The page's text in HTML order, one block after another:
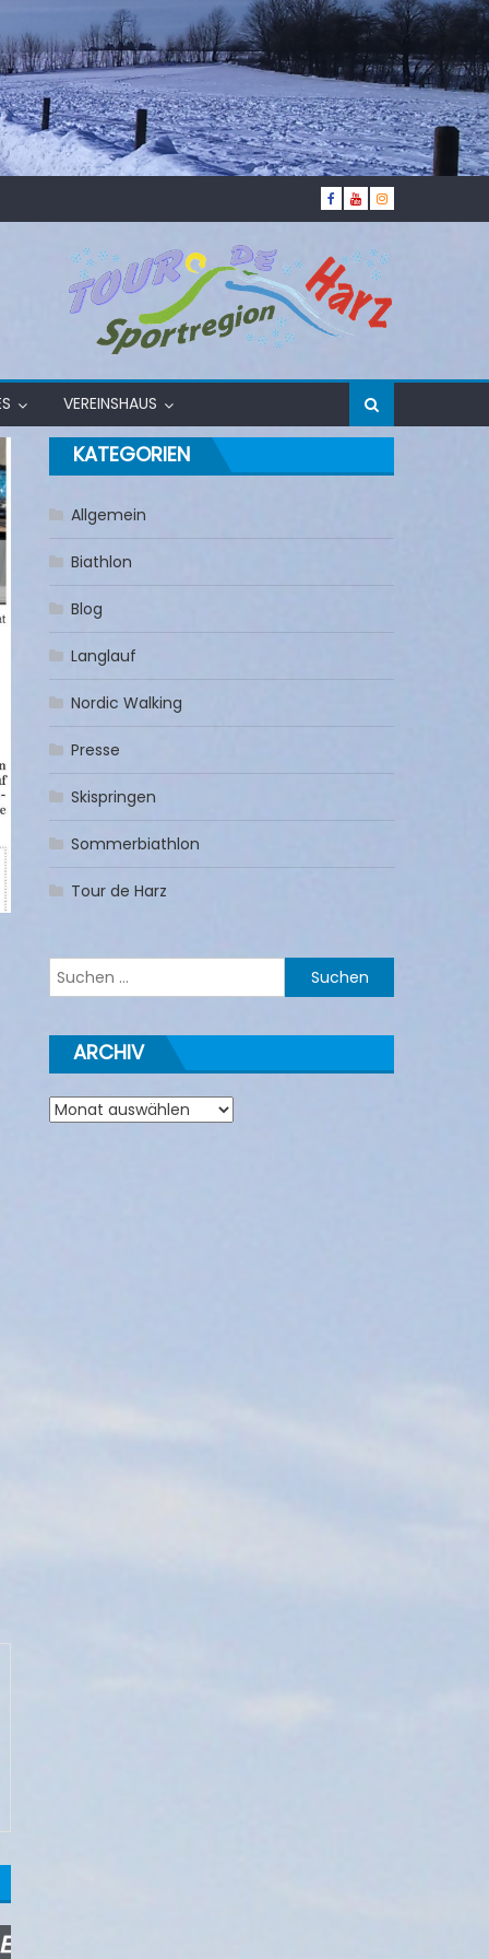
VEREINSHAUS
KATEGORIEN
Allgemein
Biathlon
Blog
Langlauf
Nordic Walking
Presse
Skispringen
Sommerbiathlon
Tour de Harz
Suchen
nach:
ARCHIV
Archiv